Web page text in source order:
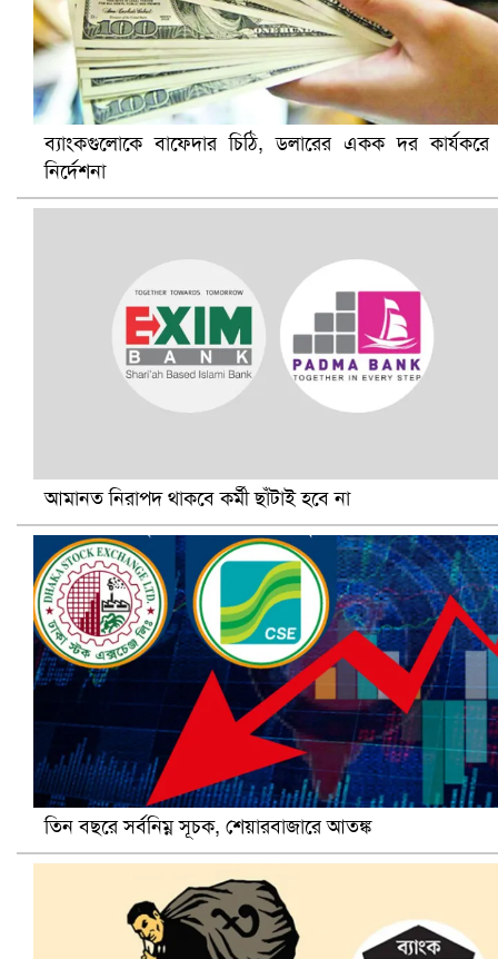
বৈষম্যবিরোধী ছাত্র আন্দোলনের সাধারণ সম্পাদকের পদত্যাগ
ভিউ বাড়াতে রাম দা হাতে ফেসবুকে ভিডিও পোস্ট শিক্ষকের
আ.লীগ ও জাপার ৯ নেতা কারাগারে
ব্যাংকগুলোকে বাফেদার চিঠি, ডলারের একক দর কার্যকরে
নির্দেশনা
আমানত নিরাপদ থাকবে কর্মী ছাঁটাই হবে না
তিন বছরে সর্বনিম্ন সূচক, শেয়ারবাজারে আতঙ্ক